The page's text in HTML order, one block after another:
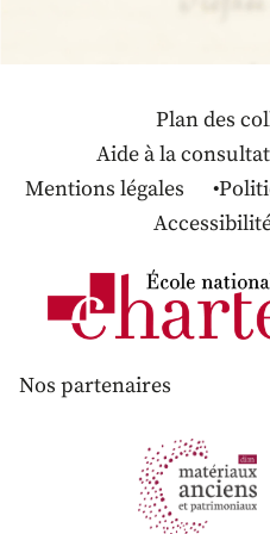
Plan des
Aide à la
Mentions légales
Nos partenaires